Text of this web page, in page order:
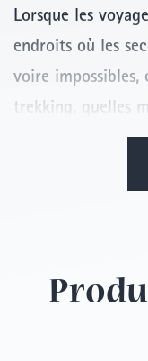
Lorsque les
endroits où les
voire impossibles,
trekking, quelles
maladies et les
limiter les dégâts
Les sujets traités